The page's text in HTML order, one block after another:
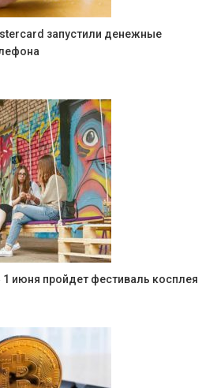
запустили денежные
июня пройдет фестиваль косплея